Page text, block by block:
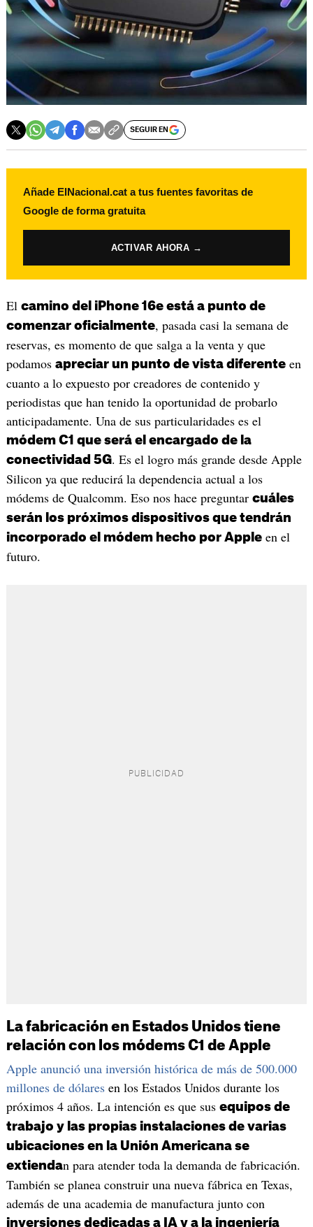
SEGUIR EN
Añade ElNacional.cat a tus fuentes favoritas de
Google de forma gratuita
ACTIVAR AHORA →
El camino del iPhone 16e está a punto de
comenzar oficialmente, pasada casi la semana de
reservas, es momento de que salga a la venta y que
podamos apreciar un punto de vista diferenteen
cuanto a lo expuesto por creadores de contenido y
periodistas que han tenido la oportunidad de probarlo
anticipadamente. Una de sus particularidades es el
módem C1 que será el encargado de la
conectividad 5G. Es el logro más grande desde Apple
Silicon ya que reducirá la dependencia actual a los
módems de Qualcomm. Eso nos hace preguntar cuáles
serán los próximos dispositivos que tendrán
incorporado el módem hecho por Appleen el
futuro.
La fabricación en Estados Unidos tiene
relación con los módems C1 de Apple
Apple anunció una inversión histórica de más de 500.000
millones de dólaresen los Estados Unidos durante los
próximos 4 años. La intención es que sus equipos de
trabajo y las propias instalaciones de varias
ubicaciones en la Unión Americana se
extiendan para atender toda la demanda de fabricación.
También se planea construir una nueva fábrica en Texas,
además de una academia de manufactura junto con
inversiones dedicadas a IA y a la ingeniería